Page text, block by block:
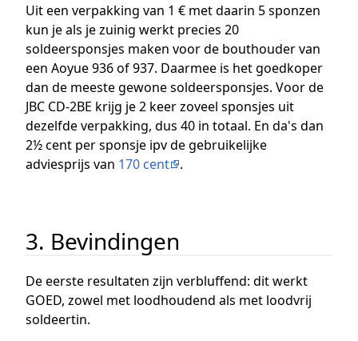
Uit een verpakking van 1 € met daarin 5 sponzen
kun je als je zuinig werkt precies 20
soldeersponsjes maken voor de bouthouder van
een Aoyue 936 of 937. Daarmee is het goedkoper
dan de meeste gewone soldeersponsjes. Voor de
JBC CD-2BE krijg je 2 keer zoveel sponsjes uit
dezelfde verpakking, dus 40 in totaal. En da's dan
2½ cent per sponsje ipv de gebruikelijke
adviesprijs van 170 cent .
3. Bevindingen
De eerste resultaten zijn verbluffend: dit werkt
GOED, zowel met loodhoudend als met loodvrij
soldeertin.